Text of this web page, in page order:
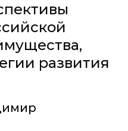
развития